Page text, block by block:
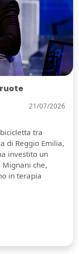
21/07/2026
tra
di Reggio Emilia,
investito un
che,
in terapia